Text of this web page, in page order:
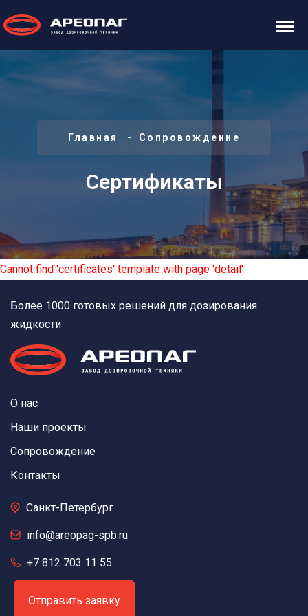
Главная Сопровождение
Сертификаты
Cannot find 'certificates' template with page 'detail'
Более 1000 готовых решений для дозирования
жидкости
О нас
Наши проекты
Сопровождение
Контакты
Санкт-Петербург
info@areopag-spb.ru
+7 812 703 11 55
Отправить заявку